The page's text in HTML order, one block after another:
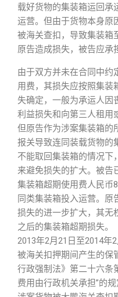
载好货物的集装箱运回承
运营。但由于货物本身原
被海关查扣，导致集装箱
原告造成损失，被告应承
由于双方并未在合同中约
用费，其损失应按照集装
失确定，一般为承运人因
利益损失和向第三人租用
但原告作为涉案集装箱的
报关导致连同装载货物的
不能取回集装箱的情况下
来避免损失的扩大。被告
集装箱超期使用费人民币
同类集装箱投入运营。原
损失的进一步扩大，其无
之后的集装箱超期损失。
2013年2月21日至2014年
被海关扣押期间产生的保
行政强制法》第二十六条
费用由行政机关承担”的